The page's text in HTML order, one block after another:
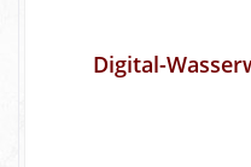
Digital-